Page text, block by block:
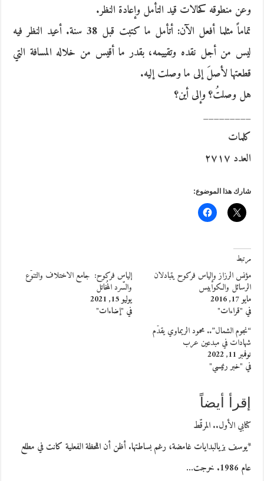
وعن منطوقه كحالات قيد التأمل وإعادة النظر.
تماماً مثلما أفعل الآن: أتأمل ما كتبت قبل 38 سنة. أعيد النظر فيه
ليس من أجل نقده وتقييمه، بقدر ما أقيس من خلاله المسافة التي
قطعتها لأصلَ إلى ما وصلت إليه.
هل وصلتُ؟ وإلى أين؟
_________
كلمات
العدد ٢٧١٧
شارك هذا الموضوع:
مرتبط
مؤنس الرزاز وإلياس فركوح يتبادلان
الرسائل والكوابيس
مايو 17, 2016
في "قراءات"
إلياس فركوح: ‏ جامع الاختلاف والتنوّع
والسّرد المُخاتل
يوليو 15, 2021
في "إضاءات"
“نجوم الشمال”.. محمود الريماوي يقدّم
شهادات في مبدعين عرب
نوفمبر 11, 2022
في "خبر رئيسي"
إقرأ أيضاً
كتابي الأول.. المرقّط
*يوسف بزيالبدايات غامضة، رغم بساطتها. أظن أن اللحظة الفعلية كانت في مطلع
عام 1986. خرجت…